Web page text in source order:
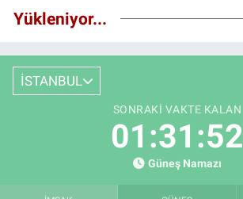
Yükleniyor...
İSTANBUL
SONRAKI VAKTE KALAN
01:31:50
Güneş Namazı